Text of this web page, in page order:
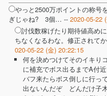
やっと2500万ポイントの称号
ぎじゃね? 3個… -- 2020-05-22
討伐数稼げたり期待値高め
ちなくなるわな。修正されて
020-05-22 (金) 20:22:15
何を決めつけてそのイキり
に補充でボス出るまでA付
バフ来たらボス倒しに行っ
出ないんだぞ どんだけ子